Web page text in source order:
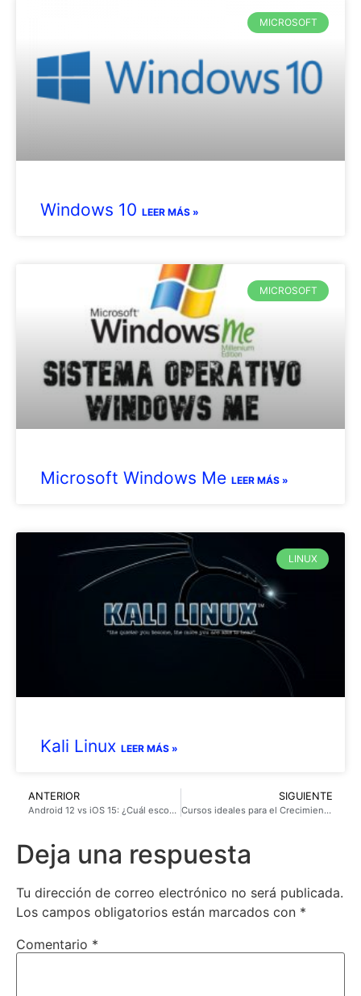
MICROSOFT
Windows 10 LEER MÁS »
MICROSOFT
Microsoft Windows Me LEER MÁS »
LINUX
Kali Linux LEER MÁS »
ANTERIOR
Android 12 vs iOS 15: ¿Cuál escoger?
SIGUIENTE
Cursos ideales para el Crecimiento Personal
Deja una respuesta
Tu dirección de correo electrónico no será publicada.
Los campos obligatorios están marcados con *
Comentario *